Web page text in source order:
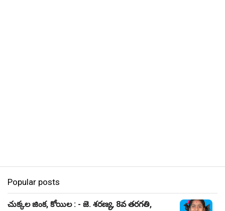
Popular posts
చుక్కల జింక, కోయిల : - జె. శరణ్య, 8వ తరగతి,